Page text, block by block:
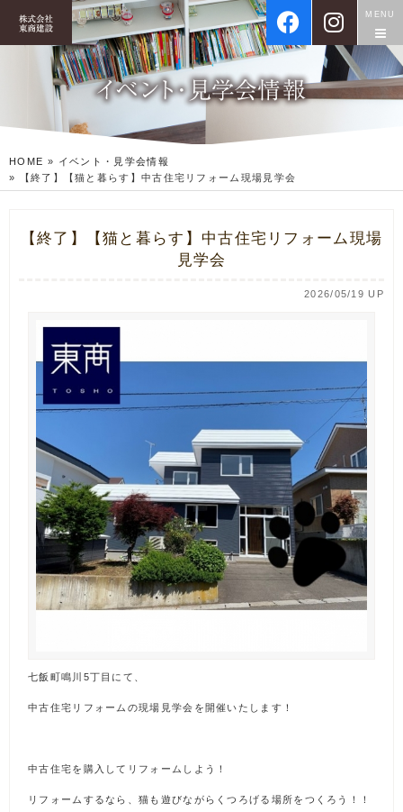
MENU
HOME » イベント・見学会情報
»
【終了】【猫と暮らす】中古住宅リフォーム現場見学会
【終了】【猫と暮らす】中古住宅リフォーム現場
見学会
2026/05/19 UP
七飯町鳴川5丁目にて、
中古住宅リフォームの現場見学会を開催いたします！
中古住宅を購入してリフォームしよう！
リフォームするなら、猫も遊びながらくつろげる場所をつくろう！！